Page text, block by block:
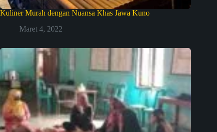
Kuliner Murah dengan Nuansa Khas Jawa Kuno
Maret 4, 2022